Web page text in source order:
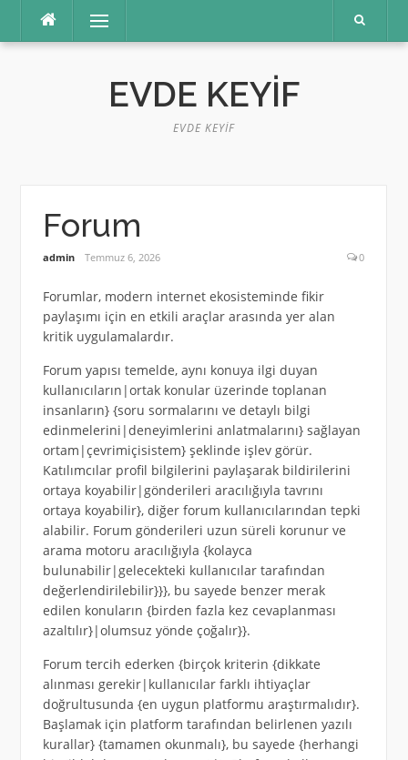
Menü
EVDE KEYIF
EVDE KEYIF
Forum
admin Temmuz 6, 2026 0
Forumlar, modern internet ekosisteminde fikir
paylaşımı için en etkili araçlar arasında yer alan
kritik uygulamalardır.
Forum yapısı temelde, aynı konuya ilgi duyan
kullanıcıların|ortak konular üzerinde toplanan
insanların} {soru sormalarını ve detaylı bilgi
edinmelerini|deneyimlerini anlatmalarını} sağlayan
ortam|çevrimiçisistem} şeklinde işlev görür.
Katılımcılar profil bilgilerini paylaşarak bildirilerini
ortaya koyabilir|gönderileri aracılığıyla tavrını
ortaya koyabilir}, diğer forum kullanıcılarından tepki
alabilir. Forum gönderileri uzun süreli korunur ve
arama motoru aracılığıyla {kolayca
bulunabilir|gelecekteki kullanıcılar tarafından
değerlendirilebilir}}}, bu sayede benzer merak
edilen konuların {birden fazla kez cevaplanması
azaltılır}|olumsuz yönde çoğalır}}.
Forum tercih ederken {birçok kriterin {dikkate
alınması gerekir|kullanıcılar farklı ihtiyaçlar
doğrultusunda {en uygun platformu araştırmalıdır}.
Başlamak için platform tarafından belirlenen yazılı
kurallar} {tamamen okunmalı}, bu sayede {herhangi